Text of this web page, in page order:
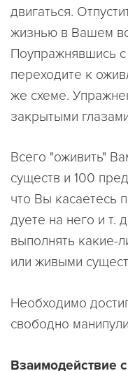
двигаться.
жизнью в Вашем
Поупражнявшись
переходите к
же схеме.
закрытыми
Всего "оживить"
существ и 100
что Вы касаетесь
дуете на него и т.
выполнять какие-
или живыми
Необходимо
свободно
Взаимодействие